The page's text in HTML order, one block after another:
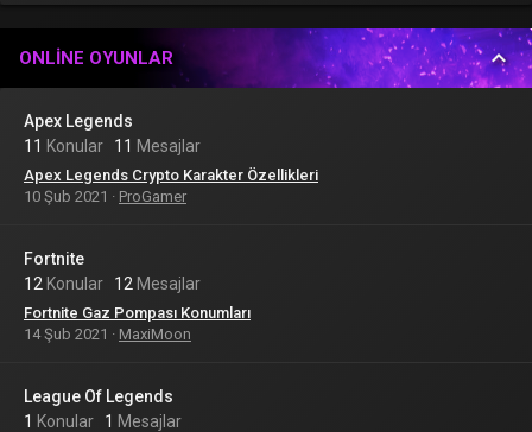
ONLINE OYUNLAR
Apex Legends
11 Konular 11 Mesajlar
Apex Legends Crypto Karakter Özellikleri
10 Şub 2021
ProGamer
Fortnite
12 Konular 12 Mesajlar
Fortnite Gaz Pompası Konumları
14 Şub 2021
MaxiMoon
League Of Legends
1 Konular 1 Mesajlar